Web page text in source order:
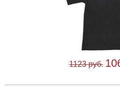
1123 руб.